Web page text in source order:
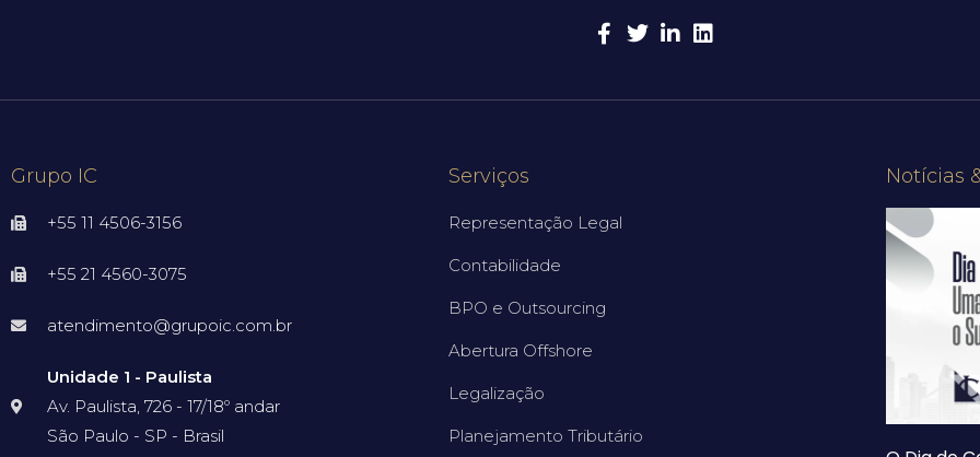
Grupo IC
+55 11 4506-3156
+55 21 4560-3075
atendimento@grupoic.com.br
Unidade 1 - Paulista
Av. Paulista, 726 - 17/18º andar
São Paulo - SP - Brasil
Serviços
Representação Legal
Contabilidade
BPO e Outsourcing
Abertura Offshore
Legalização
Planejamento Tributário
Notícias